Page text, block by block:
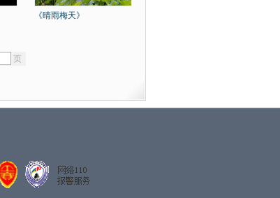
《晴雨梅天》
页